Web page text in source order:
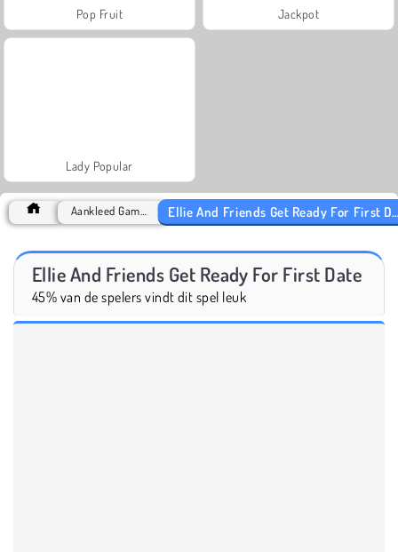
Pop Fruit Jackpot
Lady Popular
Ellie And Friends Get Ready For First Date
45% van de spelers vindt dit spel leuk